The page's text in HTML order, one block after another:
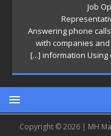
Job
Answering phone
with companies
information Using
[...]
Copyright © 2026 | MH